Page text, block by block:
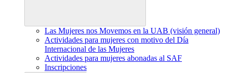
Las Mujeres nos Movemos en la UAB (visión general)
Actividades para mujeres con motivo del Día
Internacional de las Mujeres
Actividades para mujeres abonadas al SAF
Inscripciones